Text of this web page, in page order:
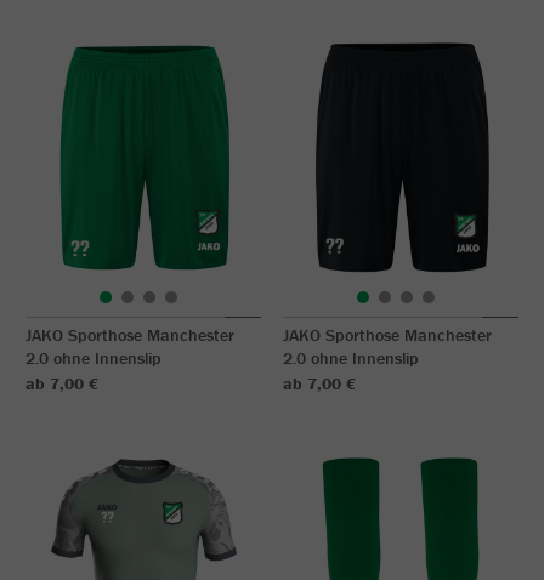
JAKO Sporthose Manchester
2.0 ohne Innenslip
ab 7,00 €
JAKO Sporthose Manchester
2.0 ohne Innenslip
ab 7,00 €